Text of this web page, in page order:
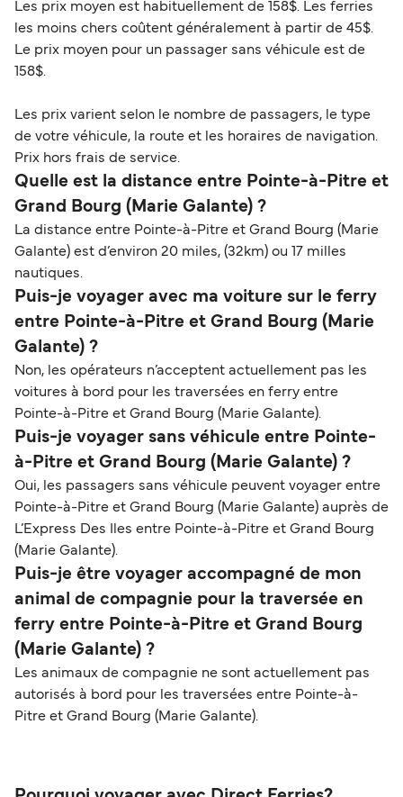
Les prix moyen est habituellement de 158$. Les ferries
les moins chers coûtent généralement à partir de 45$.
Le prix moyen pour un passager sans véhicule est de
158$.
Les prix varient selon le nombre de passagers, le type
de votre véhicule, la route et les horaires de navigation.
Prix hors frais de service.
Quelle est la distance entre Pointe-à-Pitre et
Grand Bourg (Marie Galante) ?
La distance entre Pointe-à-Pitre et Grand Bourg (Marie
Galante) est d’environ 20 miles, (32km) ou 17 milles
nautiques.
Puis-je voyager avec ma voiture sur le ferry
entre Pointe-à-Pitre et Grand Bourg (Marie
Galante) ?
Non, les opérateurs n’acceptent actuellement pas les
voitures à bord pour les traversées en ferry entre
Pointe-à-Pitre et Grand Bourg (Marie Galante).
Puis-je voyager sans véhicule entre Pointe-
à-Pitre et Grand Bourg (Marie Galante) ?
Oui, les passagers sans véhicule peuvent voyager entre
Pointe-à-Pitre et Grand Bourg (Marie Galante) auprès de
L’Express Des Iles entre Pointe-à-Pitre et Grand Bourg
(Marie Galante).
Puis-je être voyager accompagné de mon
animal de compagnie pour la traversée en
ferry entre Pointe-à-Pitre et Grand Bourg
(Marie Galante) ?
Les animaux de compagnie ne sont actuellement pas
autorisés à bord pour les traversées entre Pointe-à-
Pitre et Grand Bourg (Marie Galante).